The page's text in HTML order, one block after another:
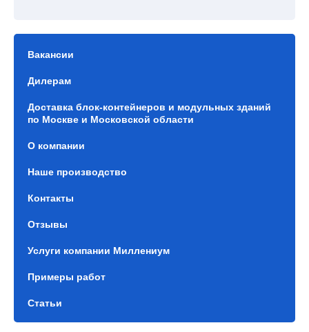
Вакансии
Дилерам
Доставка блок-контейнеров и модульных зданий
по Москве и Московской области
О компании
Наше производство
Контакты
Отзывы
Услуги компании Миллениум
Примеры работ
Статьи